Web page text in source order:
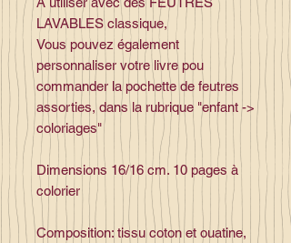
LAVABLES classique,
Vous pouvez également
personnaliser votre livre pou
commander la pochette de feutres
assorties, dans la rubrique "enfant ->
coloriages"
Dimensions 16/16 cm. 10 pages à
colorier
Composition: tissu coton et ouatine,